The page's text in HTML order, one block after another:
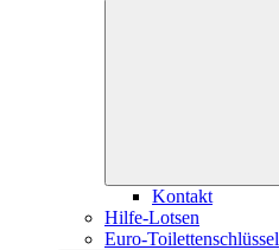
Kontakt
Hilfe-Lotsen
Euro-Toilettenschlüssel